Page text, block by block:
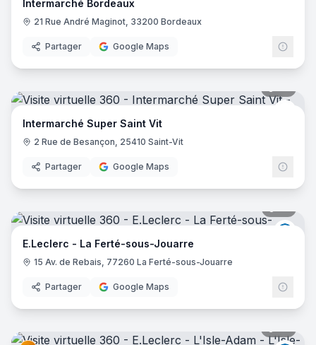
Intermarché Bordeaux
21 Rue André Maginot, 33200 Bordeaux
Partager Google Maps
Intermarché Super Saint Vit
2 Rue de Besançon, 25410 Saint-Vit
Partager Google Maps
E.Leclerc - La Ferté-sous-Jouarre
15 Av. de Rebais, 77260 La Ferté-sous-Jouarre
Partager Google Maps